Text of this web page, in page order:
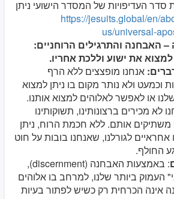
סדר העדיפויות של המסדר הישועי ניתן
https://jesuits.global/en/
us/universal-
– האבחנה והתרגילים הרוחניים:
את ישוע וללכת אחריו.
אנחנו מופצצים ללא הרף
וכמעט ולא נותר מקום בו ניתן למצוא
או לאפשר לאלוהים למצוא אותנו.
לא מכירים ברצונותינו, תשוקותינו
משתיקים אותם. ללא חכמת הרוח, ניתן
לגורלנו, שאנחנו בובות על חוט
החולף.
: באמצעות האבחנה (discernment),
העמוק ביותר שלנו, למרחב בו אלוהים
אינה הכרחית רק כשיש לפתור בעיות